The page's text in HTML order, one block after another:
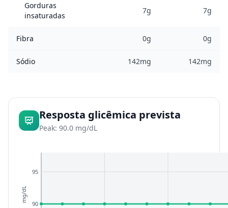
Gorduras
insaturadas
7g 7g
Fibra 0g 0g
Sódio 142mg 142mg
Resposta glicêmica prevista
Peak: 90.0 mg/dL
90
95
mg/dL